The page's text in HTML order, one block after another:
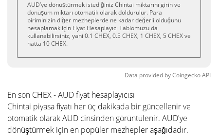
AUD’ye dönüştürmek istediğiniz Chintai miktarını girin ve
dönüşüm miktarı otomatik olarak doldurulur. Para
biriminizin diğer mezheplerde ne kadar değerli olduğunu
hesaplamak için Fiyat Hesaplayıcı Tablomuzu da
kullanabilirsiniz, yani 0.1 CHEX, 0.5 CHEX, 1 CHEX, 5 CHEX ve
hatta 10 CHEX.
Data provided byCoingeckoAPI
En son CHEX - AUD fiyat hesaplayıcısı
Chintai piyasa fiyatı her üç dakikada bir güncellenir ve
otomatik olarak AUD cinsinden görüntülenir. AUD'ye
dönüştürmek için en popüler mezhepler aşağıdadır.